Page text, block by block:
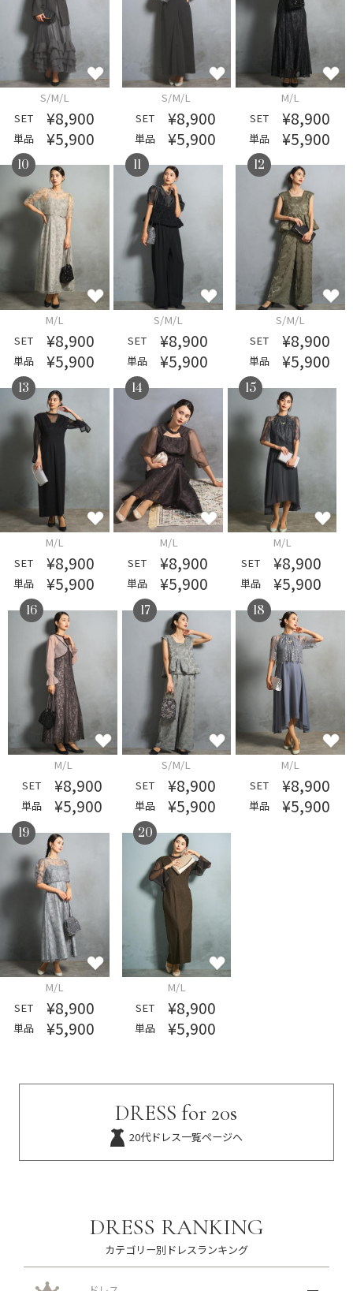
S/M/L
SET
¥8,900
単品 ¥5,900
S/M/L
SET
¥8,900
単品 ¥5,900
M/L
SET
¥8,900
単品 ¥5,900
10
M/L
SET
¥8,900
単品 ¥5,900
11
S/M/L
SET
¥8,900
単品 ¥5,900
12
S/M/L
SET
¥8,900
単品 ¥5,900
13
M/L
SET
¥8,900
単品 ¥5,900
14
M/L
SET
¥8,900
単品 ¥5,900
15
M/L
SET
¥8,900
単品 ¥5,900
16
M/L
SET
¥8,900
単品 ¥5,900
17
S/M/L
SET
¥8,900
単品 ¥5,900
18
M/L
SET
¥8,900
単品 ¥5,900
19
M/L
SET
¥8,900
単品 ¥5,900
20
M/L
SET
¥8,900
単品 ¥5,900
DRESS for 20s
20代ドレス一覧ページへ
DRESS RANKING
カテゴリー別ドレスランキング